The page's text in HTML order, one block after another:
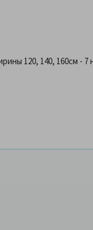
120, 140, 160см -